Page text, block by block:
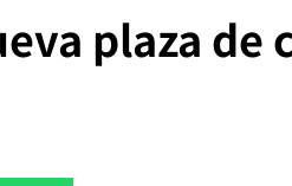
plaza de